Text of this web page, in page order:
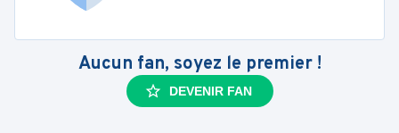
Aucun fan, soyez le premier !
DEVENIR FAN